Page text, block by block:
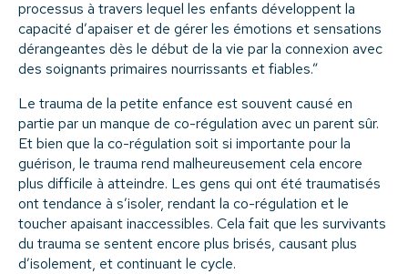
processus à travers lequel les enfants développent la
capacité d’apaiser et de gérer les émotions et sensations
dérangeantes dès le début de la vie par la connexion avec
des soignants primaires nourrissants et fiables.”
Le trauma de la petite enfance est souvent causé en
partie par un manque de co-régulation avec un parent sûr.
Et bien que la co-régulation soit si importante pour la
guérison, le trauma rend malheureusement cela encore
plus difficile à atteindre. Les gens qui ont été traumatisés
ont tendance à s’isoler, rendant la co-régulation et le
toucher apaisant inaccessibles. Cela fait que les survivants
du trauma se sentent encore plus brisés, causant plus
d’isolement, et continuant le cycle.